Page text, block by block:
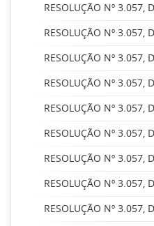
RESOLUÇÃO Nº 3.057,
RESOLUÇÃO Nº 3.057,
RESOLUÇÃO Nº 3.057,
RESOLUÇÃO Nº 3.057,
RESOLUÇÃO Nº 3.057,
RESOLUÇÃO Nº 3.057,
RESOLUÇÃO Nº 3.057,
RESOLUÇÃO Nº 3.057,
RESOLUÇÃO Nº 3.057,